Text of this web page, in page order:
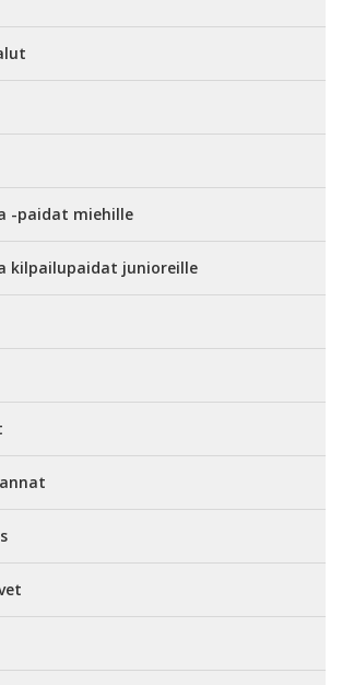
-paidat miehille
kilpailupaidat junioreille